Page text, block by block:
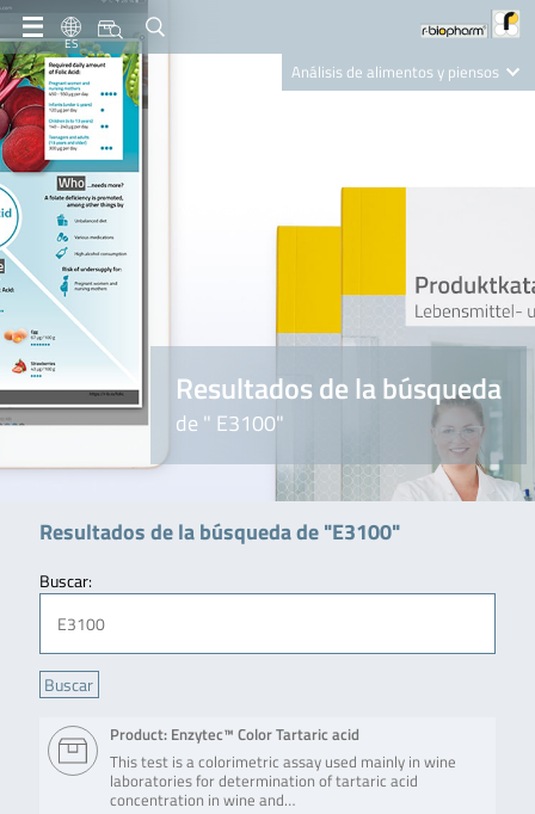
ES
Análisis de alimentos y piensos
Nutrition Care
Resultados de la búsqueda
de " E3100"
Resultados de la búsqueda de "E3100"
Buscar:
Product: Enzytec™ Color Tartaric acid
This test is a colorimetric assay used mainly in wine
laboratories for determination of tartaric acid
concentration in wine and…